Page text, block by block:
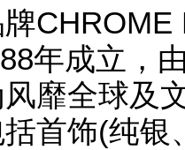
年成立，
靡全球及
首饰(纯